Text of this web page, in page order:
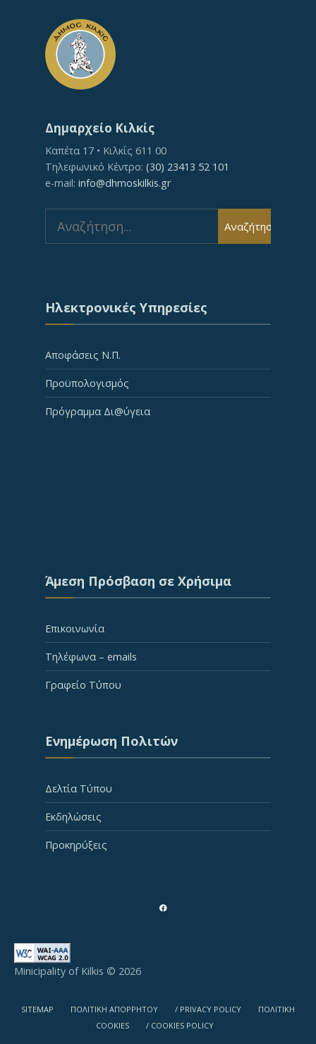
Δημαρχείο Κιλκίς
Καπέτα 17 • Κιλκίς 611 00
Τηλεφωνικό Κέντρο: (30) 23413 52 101
e-mail: info@dhmoskilkis.gr
for:
Αναζήτηση
Ηλεκτρονικές Υπηρεσίες
Αποφάσεις Ν.Π.
Προϋπολογισμός
Πρόγραμμα Δι@ύγεια
Άμεση Πρόσβαση σε Χρήσιμα
Επικοινωνία
Τηλέφωνα – emails
Γραφείο Τύπου
Ενημέρωση Πολιτών
Δελτία Τύπου
Εκδηλώσεις
Προκηρύξεις
Minicipality of Kilkis © 2026
SITEMAP ΠΟΛΙΤΙΚΗ ΑΠΟΡΡΗΤΟΥ / PRIVACY POLICY
ΠΟΛΙΤΙΚΗ
COOKIES
/ COOKIES POLICY